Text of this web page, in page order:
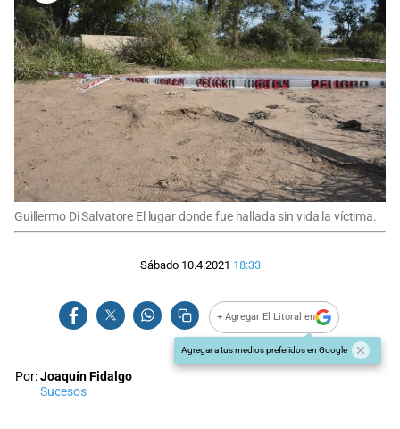
Guillermo Di Salvatore El lugar donde fue hallada sin vida la víctima.
Sábado 10.4.2021 18:33
+ Agregar El Litoral en
Agregar a tus medios preferidos en Google
Por:Joaquín Fidalgo
Sucesos